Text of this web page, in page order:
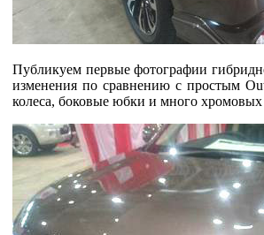
Публикуем первые фотографии
изменения по сравнению с простым
колеса, боковые юбки и много хромовых